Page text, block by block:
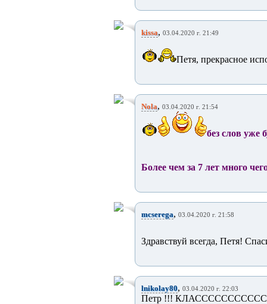
kissa, 03.04.2020 г. 21:49
Петя, прекрасное
Nola, 03.04.2020 г. 21:54
без слов уже
Более чем за 7 лет много
mcserega, 03.04.2020 г. 21:58
Здравствуй всегда, Петя!
lnikolay80, 03.04.2020 г. 22:03
Петр !!!